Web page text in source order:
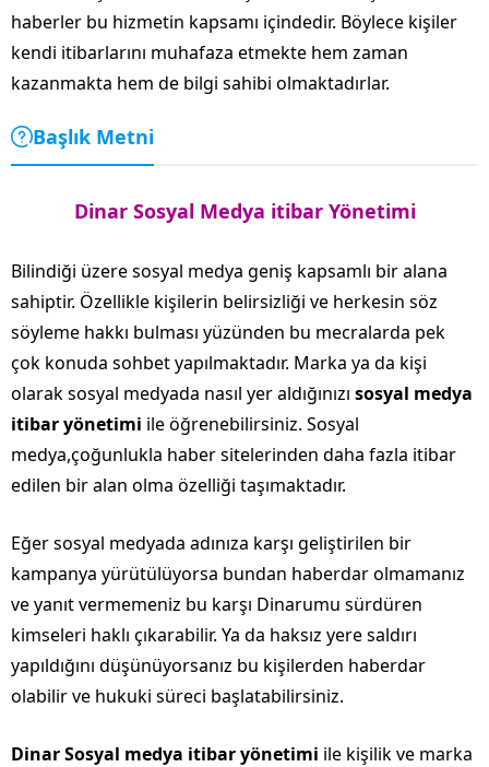
haberler bu hizmetin kapsamı içindedir. Böylece kişiler
kendi itibarlarını muhafaza etmekte hem zaman
kazanmakta hem de bilgi sahibi olmaktadırlar.
Başlık Metni
Dinar Sosyal Medya itibar Yönetimi
Bilindiği üzere sosyal medya geniş kapsamlı bir alana
sahiptir. Özellikle kişilerin belirsizliği ve herkesin söz
söyleme hakkı bulması yüzünden bu mecralarda pek
çok konuda sohbet yapılmaktadır. Marka ya da kişi
olarak sosyal medyada nasıl yer aldığınızı sosyal medya
itibar yönetimi ile öğrenebilirsiniz. Sosyal
medya,çoğunlukla haber sitelerinden daha fazla itibar
edilen bir alan olma özelliği taşımaktadır.
Eğer sosyal medyada adınıza karşı geliştirilen bir
kampanya yürütülüyorsa bundan haberdar olmamanız
ve yanıt vermemeniz bu karşı Dinarumu sürdüren
kimseleri haklı çıkarabilir. Ya da haksız yere saldırı
yapıldığını düşünüyorsanız bu kişilerden haberdar
olabilir ve hukuki süreci başlatabilirsiniz.
Dinar Sosyal medya itibar yönetimi ile kişilik ve marka